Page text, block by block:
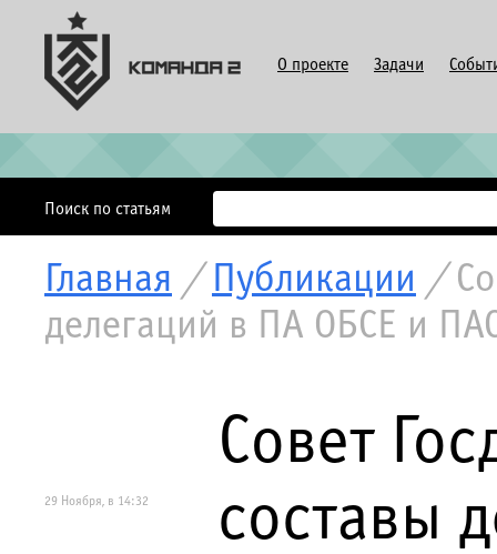
О проекте Задачи
Поиск по статьям
Главная / Публикации /
делегаций в ПА ОБСЕ и
29 Ноября, в 14:32
Совет
составы